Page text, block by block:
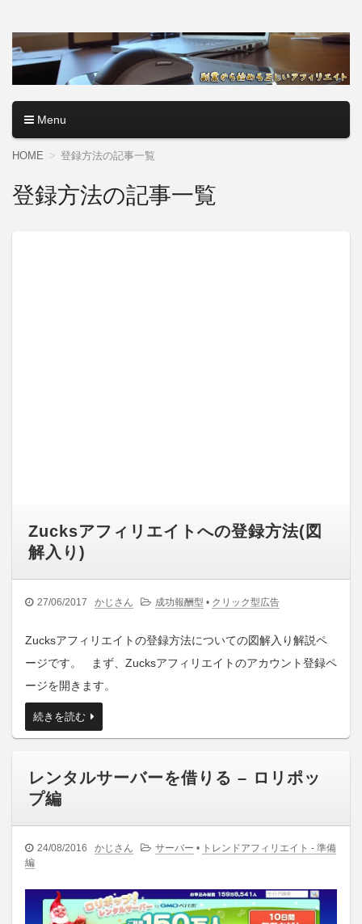
アフィリエイトロード【副
業から始める正しいアフィ
リエイト】
やり方を無料公開中。基礎講座からノウハウまでを当サイト
で記事として紹介しているので、パソコン初心者でも分かり
やすく解説しているので大丈夫＾＾
Menu
コンテンツへ移動
HOME 登録方法の記事一覧
登録方法の記事一覧
Zucksアフィリエイトへの登録方法(図
解入り)
27/06/2017 かじさん 成功報酬型 • クリック型広告
Zucksアフィリエイトの登録方法についての図解入り解説ペ
ージです。 まず、Zucksアフィリエイトのアカウント登録ペ
ージを開きます。
続きを読む
レンタルサーバーを借りる – ロリポッ
プ編
24/08/2016 かじさん サーバー • トレンドアフィリエイト - 準備
編